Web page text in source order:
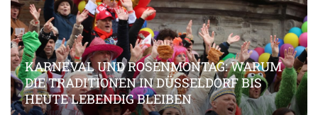
KARNEVAL UND ROSENMONTAG: WARUM
DIE TRADITIONEN IN DÜSSELDORF BIS
HEUTE LEBENDIG BLEIBEN